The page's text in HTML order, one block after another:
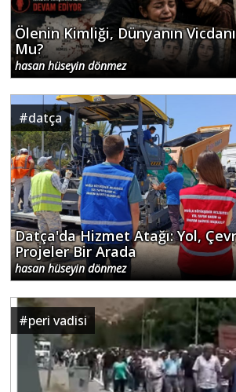
Ölenin Kimliği, Dünyanın
Mu?
hasan hüseyin dönmez
#datça
Datça'da Hizmet Atağı: Yol,
Projeler Bir Arada
hasan hüseyin dönmez
#peri vadisi